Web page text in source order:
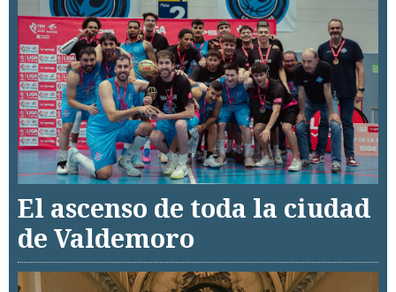
El ascenso de toda la ciudad
de Valdemoro